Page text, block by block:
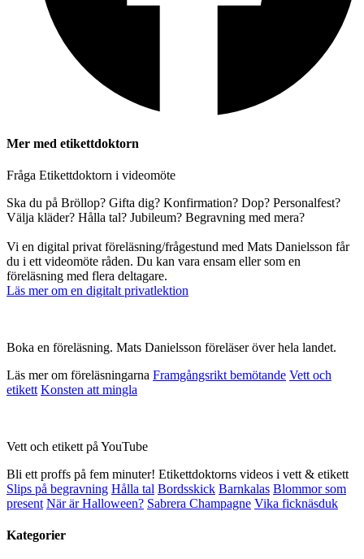
Mer med etikettdoktorn
Fråga Etikettdoktorn i videomöte
Ska du på Bröllop? Gifta dig? Konfirmation? Dop? Personalfest?
Välja kläder? Hålla tal? Jubileum? Begravning med mera?
Vi en digital privat föreläsning/frågestund med Mats Danielsson får
du i ett videomöte råden. Du kan vara ensam eller som en
föreläsning med flera deltagare.
Läs mer om en digitalt privatlektion
Boka en föreläsning. Mats Danielsson föreläser över hela landet.
Läs mer om föreläsningarna Framgångsrikt bemötande Vett och
etikett Konsten att mingla
Vett och etikett på YouTube
Bli ett proffs på fem minuter! Etikettdoktorns videos i vett & etikett
Slips på begravning Hålla tal Bordsskick Barnkalas Blommor som
present När är Halloween? Sabrera Champagne Vika ficknäsduk
Kategorier